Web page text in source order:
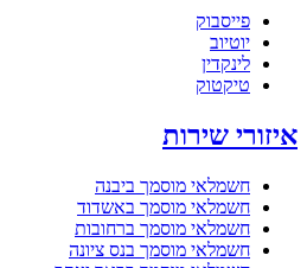
פייסבוק
יוטיוב
לינקדין
טיקטוק
איזורי שירות
חשמלאי מוסמך ביבנה
חשמלאי מוסמך באשדוד
חשמלאי מוסמך ברחובות
חשמלאי מוסמך בנס ציונה